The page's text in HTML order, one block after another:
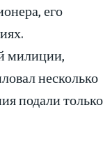
его
милиции,
несколько
подали только